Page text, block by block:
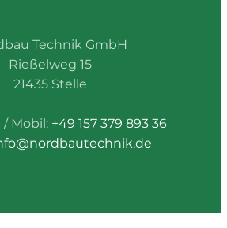
Technik GmbH
Rießelweg 15
21435 Stelle
Mobil: +49 157 379 893 36